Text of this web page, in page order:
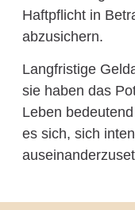
Haftpflicht in
abzusichern.
Langfristige
sie haben das
Leben
es sich, sich